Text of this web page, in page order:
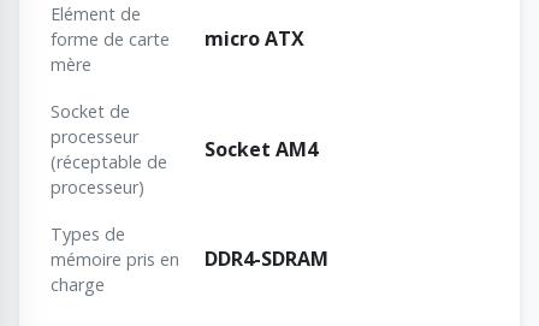
Elément de
forme de carte
mère
micro ATX
Socket de
processeur
(réceptable de
processeur)
Socket AM4
Types de
mémoire pris en
charge
DDR4-SDRAM